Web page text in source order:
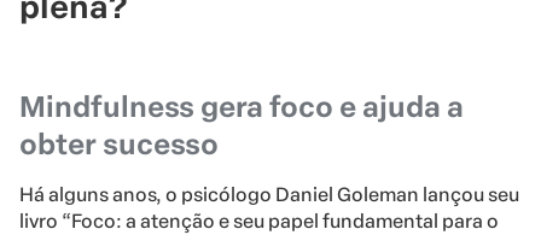
Mindfulness gera foco e ajuda a
obter sucesso
Há alguns anos, o psicólogo Daniel Goleman lançou seu
livro “Foco: a atenção e seu papel fundamental para o